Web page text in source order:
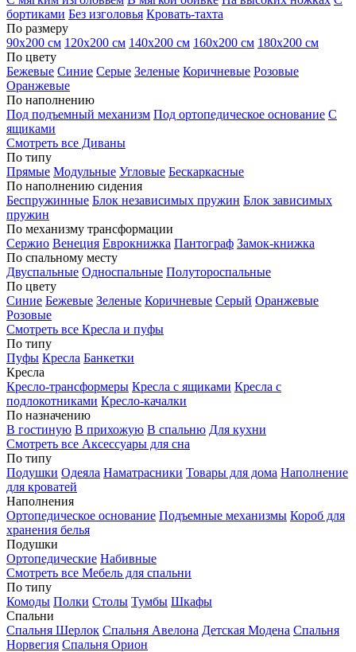
бортиками Без изголовья Кровать-тахта
По размеру
90х200 см 120х200 см 140х200 см 160х200 см 180х200 см
По цвету
Бежевые Синие Серые Зеленые Коричневые Розовые
Оранжевые
По наполнению
Под подъемный механизм Под ортопедическое основание С
ящиками
Смотреть все Диваны
По типу
Прямые Модульные Угловые Бескаркасные
По наполнению сидения
Беспружинные Блок независимых пружин Блок зависимых
пружин
По механизму трансформации
Сержио Венеция Еврокнижка Пантограф Замок-книжка
По спальному месту
Двуспальные Односпальные Полутороспальные
По цвету
Синие Бежевые Зеленые Коричневые Серый Оранжевые
Розовые
Смотреть все Кресла и пуфы
По типу
Пуфы Кресла Банкетки
Кресла
Кресло-трансформеры Кресла с ящиками Кресла с
подлокотниками Кресло-качалки
По назначению
В гостиную В прихожую В спальню Для кухни
Смотреть все Аксессуары для сна
По типу
Подушки Одеяла Наматрасники Товары для дома Наполнение
для кроватей
Наполнения
Ортопедическое основание Подъемные механизмы Короб для
хранения белья
Подушки
Ортопедические Набивные
Смотреть все Мебель для спальни
По типу
Комоды Полки Столы Тумбы Шкафы
Спальни
Спальня Шерлок Спальня Авелона Детская Модена Спальня
Норвегия Спальня Орион